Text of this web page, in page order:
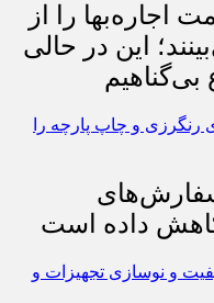
اجاره‌بها را از
این در حالی
داده است